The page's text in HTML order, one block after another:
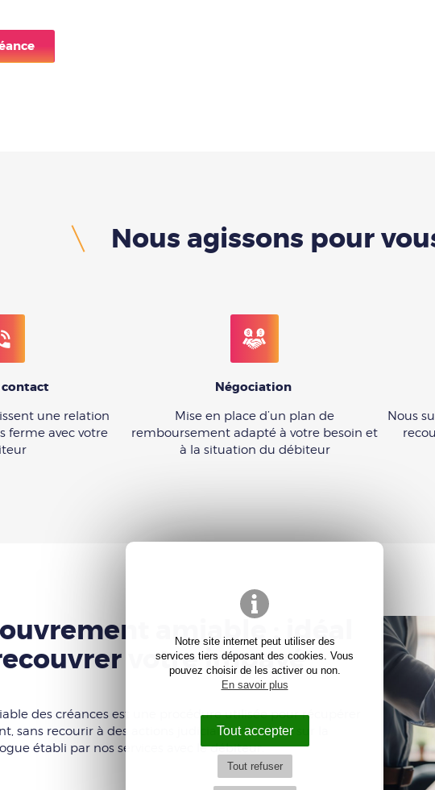
Notre site internet peut utiliser des
services tiers déposant des cookies. Vous
pouvez choisir de les activer ou non.
En savoir plus
Tout accepter
Tout refuser
Nous agissons pour
contact
une relation
ferme avec votre
Négociation
Mise en place d’un plan de
remboursement adapté à votre besoin et
à la situation du débiteur
Nous
amiable : idéal
votre impayé
des créances est une procédure utilisée pour récupérer
sans recourir à des actions judiciaires. Il repose sur la
établi par nos services avec le débiteur.